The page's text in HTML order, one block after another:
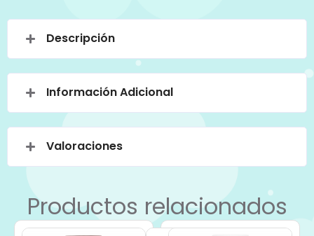
Descripción
Información Adicional
Valoraciones
Productos relacionados